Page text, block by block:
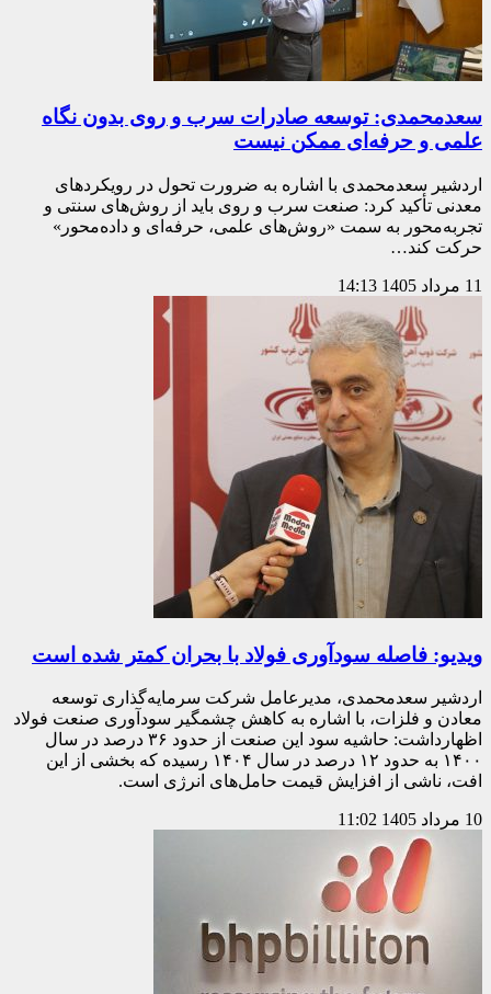
سعدمحمدی: توسعه صادرات سرب و روی بدون نگاه
علمی و حرفه‌ای ممکن نیست
اردشیر سعدمحمدی با اشاره به ضرورت تحول در رویکردهای
معدنی تأکید کرد: صنعت سرب و روی باید از روش‌های سنتی و
تجربه‌محور به سمت «روش‌های علمی، حرفه‌ای و داده‌محور»
حرکت کند…
11 مرداد 1405 14:13
ویدیو: فاصله سودآوری فولاد با بحران کمتر شده است
اردشیر سعدمحمدی، مدیرعامل شرکت سرمایه‌گذاری توسعه
معادن و فلزات، با اشاره به کاهش چشمگیر سودآوری صنعت فولاد
اظهارداشت: حاشیه سود این صنعت از حدود ۳۶ درصد در سال
۱۴۰۰ به حدود ۱۲ درصد در سال ۱۴۰۴ رسیده که بخشی از این
افت، ناشی از افزایش قیمت حامل‌های انرژی است.
10 مرداد 1405 11:02